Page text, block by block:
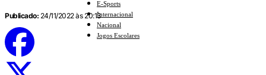
E-Sports
Internacional
Nacional
Jogos Escolares
Publicado: 24/11/2022 às 20:13